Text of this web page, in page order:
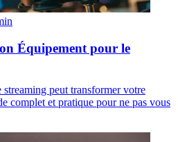
Équipement pour le
peut transformer votre
complet et pratique pour ne pas vous